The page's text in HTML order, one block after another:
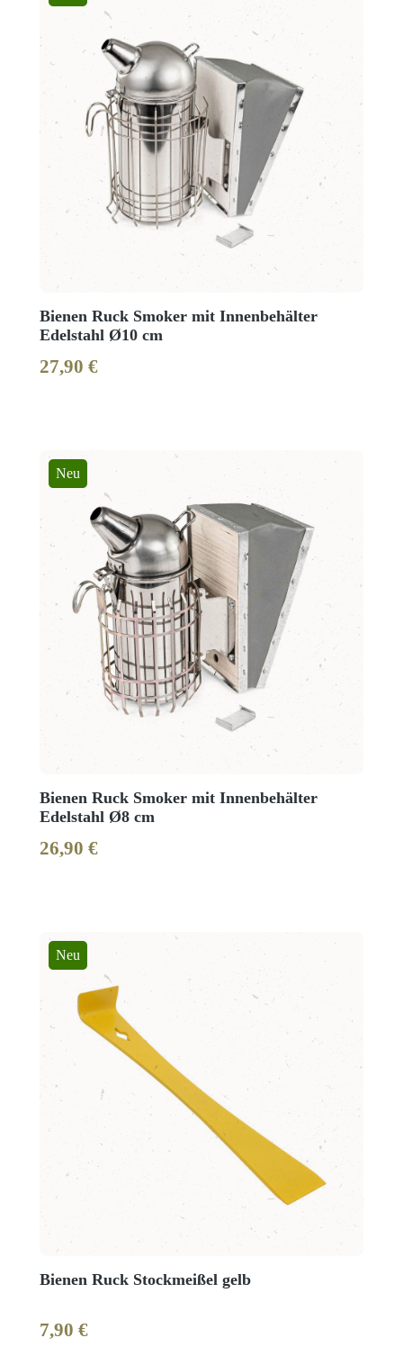
Bienen Ruck Smoker mit Innenbehälter
Edelstahl Ø10 cm
Regulärer Preis:
27,90 €
Neu
Bienen Ruck Smoker mit Innenbehälter
Edelstahl Ø8 cm
Regulärer Preis:
26,90 €
Neu
Bienen Ruck Stockmeißel gelb
Regulärer Preis:
7,90 €